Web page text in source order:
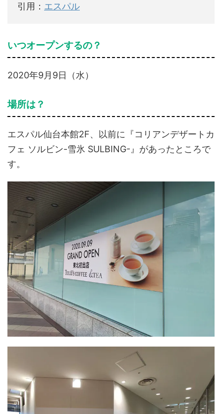
引用： エスパル
いつオープンするの？
2020年9月9日（水）
場所は？
エスパル仙台本館2F、以前に『コリアンデザートカ
フェ ソルビン-雪氷 SULBING-』があったところで
す。